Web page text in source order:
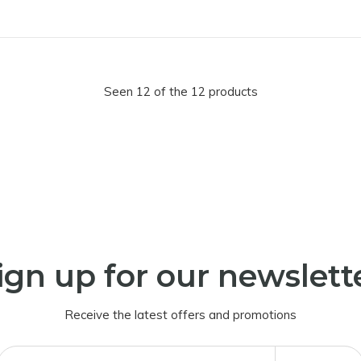
Seen 12 of the 12 products
up for our
Receive the latest offers and promotions